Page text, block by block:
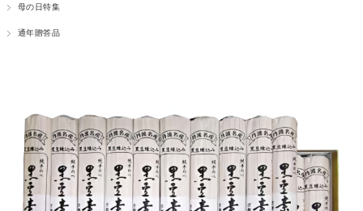
母の日特集
通年贈答品